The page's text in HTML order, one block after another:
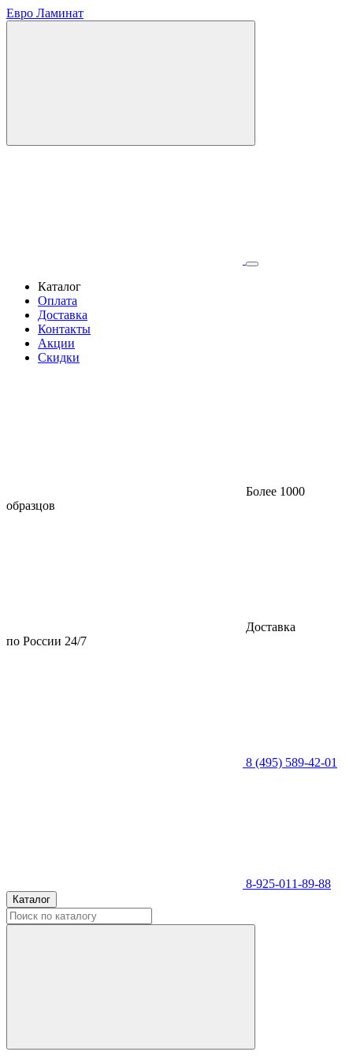
Евро Ламинат
Каталог
Оплата
Доставка
Контакты
Акции
Скидки
Более 1000
образцов
Доставка
по России 24/7
8 (495) 589-42-01
8-925-011-89-88
Каталог